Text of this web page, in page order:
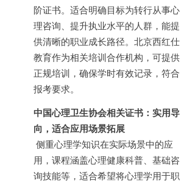
阶证书。适合明确目标为转行从事心
理咨询、提升执业水平的人群，能提
供清晰的职业成长路径。北京西红仕
教育作为相关培训合作机构，可提供
正规培训，确保学时有效记录，符合
报考要求。
中国心理卫生协会相关证书：实用导
向，适合应用场景拓展
侧重心理学知识在实际场景中的应
用，课程涵盖心理健康科普、基础咨
询技能等，适合希望将心理学用于职